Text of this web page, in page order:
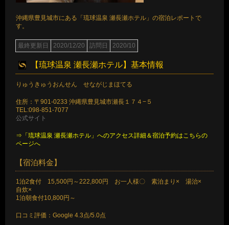
沖縄県豊見城市にある「琉球温泉 瀬長瀬ホテル」の宿泊レポートで
す。
最終更新日 2020/12/20 訪問日 2020/10
【琉球温泉 瀬長瀬ホテル】基本情報
りゅうきゅうおんせん せながじまほてる
住所：〒901-0233 沖縄県豊見城市瀬長１７４−５
TEL:098-851-7077
公式サイト
⇒「琉球温泉 瀬長瀬ホテル」へのアクセス詳細＆宿泊予約はこちらの
ページへ
【宿泊料金】
1泊2食付 15,500円～222,800円 お一人様〇 素泊まり× 湯治×
自炊×
1泊朝食付10,800円～
口コミ評価：Google 4.3点/5.0点